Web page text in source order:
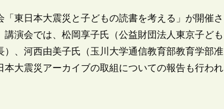
東日本大震災と子どもの読書を考える」が開催さ
演会では、松岡享子氏（公益財団法人東京子ども
、河西由美子氏（玉川大学通信教育部教育学部准
大震災アーカイブの取組についての報告も行われ